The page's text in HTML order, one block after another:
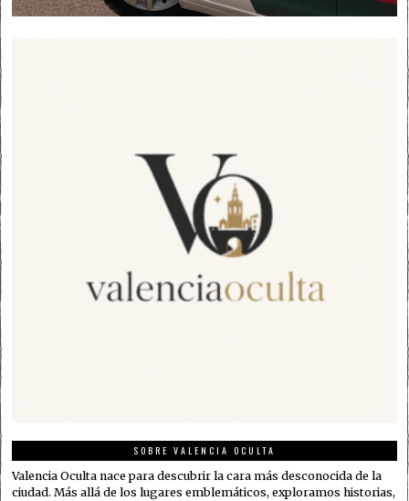
SOBRE VALENCIA OCULTA
Valencia Oculta nace para descubrir la cara más desconocida de la
ciudad. Más allá de los lugares emblemáticos, exploramos historias,